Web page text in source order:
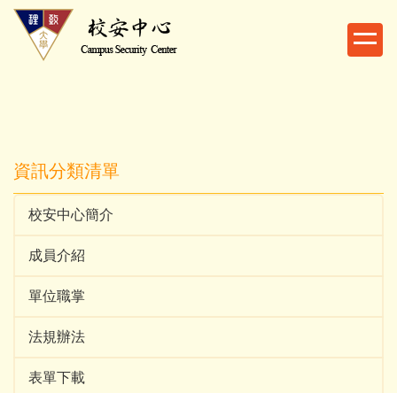
跳
資訊分類清單
校安中心簡介
成員介紹
單位職掌
法規辦法
表單下載